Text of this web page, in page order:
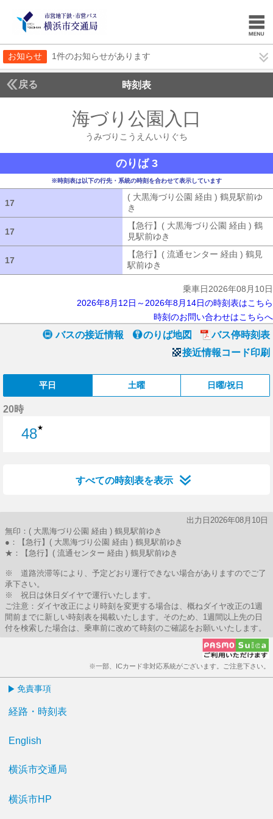
お知らせ 1件のお知らせがあります
戻る 時刻表
海づり公園入口
うみづりこうえんいりぐち
のりば 3
※時刻表は以下の行先・系統の時刻を合わせて表示しています
17
( 大黒海づり公園 経由 ) 鶴見駅前ゆ
き
17
【急行】( 大黒海づり公園 経由 ) 鶴
見駅前ゆき
17
【急行】( 流通センター 経由 ) 鶴見
駅前ゆき
乗車日2026年08月10日
2026年8月12日～2026年8月14日の時刻表はこちら
時刻のお問い合わせはこちらへ
バスの接近情報 のりば地図
バス停時刻表
接近情報コード印刷
平日 土曜 日曜/祝日
20時
48★
すべての時刻表を表示
出力日2026年08月10日
無印：( 大黒海づり公園 経由 ) 鶴見駅前ゆき
●：【急行】( 大黒海づり公園 経由 ) 鶴見駅前ゆき
★：【急行】( 流通センター 経由 ) 鶴見駅前ゆき
※ 道路渋滞等により、予定どおり運行できない場合がありますのでご了
承下さい。
※ 祝日は休日ダイヤで運行いたします。
ご注意：ダイヤ改正により時刻を変更する場合は、概ねダイヤ改正の1週
間前までに新しい時刻表を掲載いたします。そのため、1週間以上先の日
付を検索した場合は、乗車前に改めて時刻のご確認をお願いいたします。
※一部、ICカード非対応系統がございます。ご注意下さい。
免責事項
経路・時刻表
English
横浜市交通局
横浜市HP